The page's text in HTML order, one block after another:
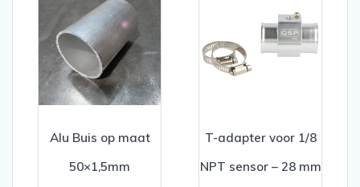
Alu Buis op maat
50×1,5mm
T-adapter voor 1/8
NPT sensor – 28 mm